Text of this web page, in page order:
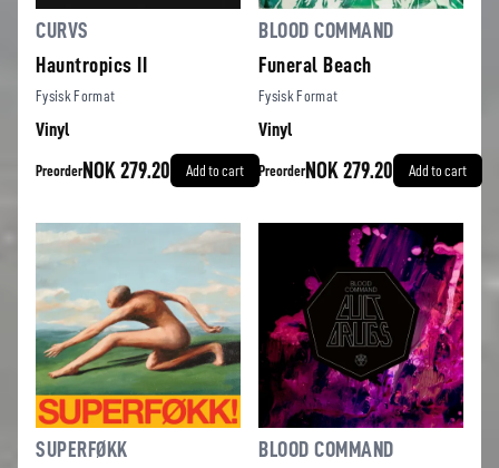
CURVS
Hauntropics II
Fysisk Format
Vinyl
Preorder NOK 279.20 Add to cart
BLOOD COMMAND
Funeral Beach
Fysisk Format
Vinyl
Preorder NOK 279.20 Add to cart
SUPERFØKK
BLOOD COMMAND